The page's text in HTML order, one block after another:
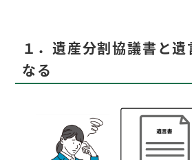
１．遺産分割協議書と
なる